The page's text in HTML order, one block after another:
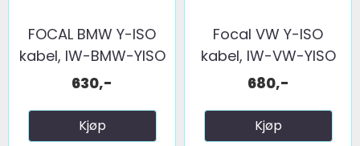
FOCAL BMW Y-ISO
kabel, IW-BMW-YISO
630,-
Kjøp
Focal VW Y-ISO
kabel, IW-VW-YISO
680,-
Kjøp